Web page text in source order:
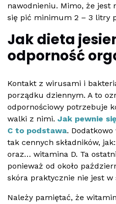
nawodnieniu. Mimo, że jest
się pić minimum 2 – 3 litry
Jak dieta
odporność
Kontakt z wirusami i
porządku dziennym. A to
odpornościowy potrzebuje
walki z nimi. Jak pewnie
C to podstawa. Dodatkowo
tak cennych składników,
oraz… witamina D. Ta
ponieważ od około
skóra praktycznie nie jest
Należy pamiętać, że